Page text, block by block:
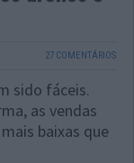
27 COMENTÁRIOS
sido fáceis.
as vendas
baixas que